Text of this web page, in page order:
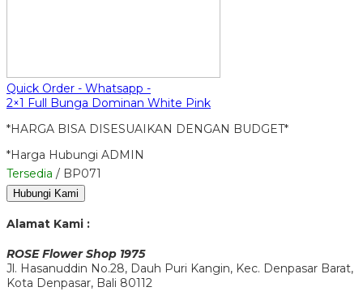
Quick Order - Whatsapp -
2×1 Full Bunga Dominan White Pink
*HARGA BISA DISESUAIKAN DENGAN BUDGET*
*Harga Hubungi ADMIN
Tersedia / BP071
Hubungi Kami
Alamat Kami :
ROSE Flower Shop 1975
Jl. Hasanuddin No.28, Dauh Puri Kangin, Kec. Denpasar Barat,
Kota Denpasar, Bali 80112